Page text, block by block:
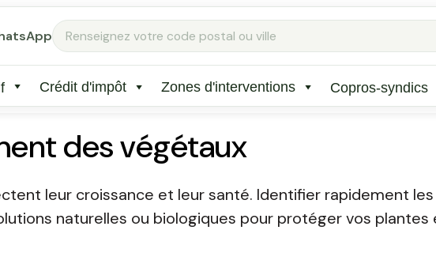
Rechercher
:
Crédit d'impôt Zones d'interventions Copros-syndics
des végétaux
leur croissance et leur santé. Identifier rapidement
naturelles ou biologiques pour protéger vos